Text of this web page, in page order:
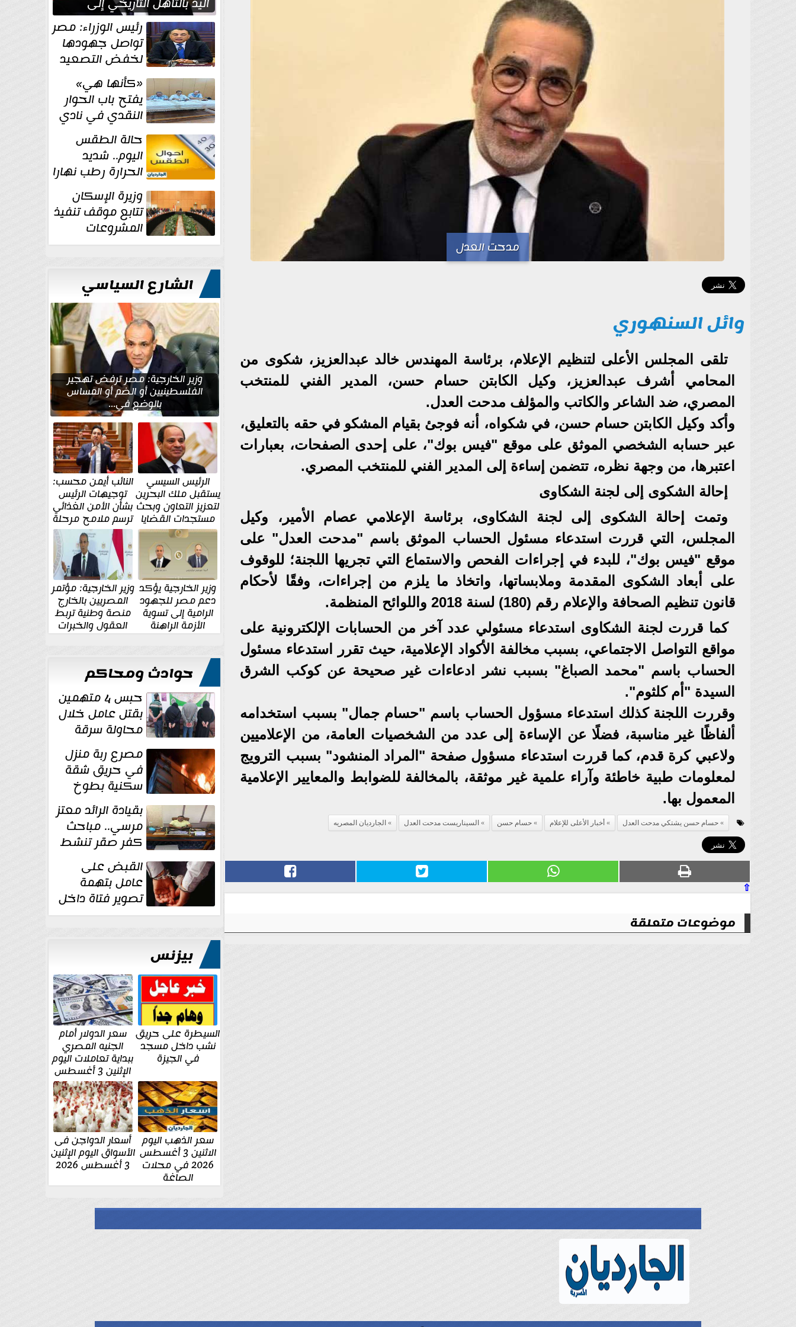
مدحت العدل
وائل السنهوري
تلقى المجلس الأعلى لتنظيم الإعلام، برئاسة المهندس خالد عبدالعزيز، شكوى من
المحامي أشرف عبدالعزيز، وكيل الكابتن حسام حسن، المدير الفني للمنتخب
المصري، ضد الشاعر والكاتب والمؤلف مدحت العدل.
وأكد وكيل الكابتن حسام حسن، في شكواه، أنه فوجئ بقيام المشكو في حقه بالتعليق،
عبر حسابه الشخصي الموثق على موقع "فيس بوك"، على إحدى الصفحات، بعبارات
اعتبرها، من وجهة نظره، تتضمن إساءة إلى المدير الفني للمنتخب المصري.
إحالة الشكوى إلى لجنة الشكاوى
وتمت إحالة الشكوى إلى لجنة الشكاوى، برئاسة الإعلامي عصام الأمير، وكيل
المجلس، التي قررت استدعاء مسئول الحساب الموثق باسم "مدحت العدل" على
موقع "فيس بوك"، للبدء في إجراءات الفحص والاستماع التي تجريها اللجنة؛ للوقوف
على أبعاد الشكوى المقدمة وملابساتها، واتخاذ ما يلزم من إجراءات، وفقًا لأحكام
قانون تنظيم الصحافة والإعلام رقم (180) لسنة 2018 واللوائح المنظمة.
كما قررت لجنة الشكاوى استدعاء مسئولي عدد آخر من الحسابات الإلكترونية على
مواقع التواصل الاجتماعي، بسبب مخالفة الأكواد الإعلامية، حيث تقرر استدعاء مسئول
الحساب باسم "محمد الصباغ" بسبب نشر ادعاءات غير صحيحة عن كوكب الشرق
السيدة "أم كلثوم".
وقررت اللجنة كذلك استدعاء مسؤول الحساب باسم "حسام جمال" بسبب استخدامه
ألفاظًا غير مناسبة، فضلًا عن الإساءة إلى عدد من الشخصيات العامة، من الإعلاميين
ولاعبي كرة قدم، كما قررت استدعاء مسؤول صفحة "المراد المنشود" بسبب الترويج
لمعلومات طبية خاطئة وآراء علمية غير موثقة، بالمخالفة للضوابط والمعايير الإعلامية
المعمول بها.
حسام حسن يشتكي مدحت العدل أخبار الأعلى للإعلام حسام حسن السيناريست مدحت العدل الجارديان المصريه
⇧
موضوعات متعلقة
نصف نهائي كأس العالم
رئيس الوزراء: مصر
تواصل جهودها
لخفض التصعيد
والحفاظ على
الاستقرار الإقليمي«كأنها هي»
يفتح باب الحوار
النقدي في نادي
أدب مصر الجديدة
حالة الطقس
اليوم.. شديد
الحرارة رطب نهارا
مائل للحرارة رطب
ليلا.. و... وزيرة الإسكان
تتابع موقف تنفيذ
المشروعات
والخطة
للتعميرالشارع السياسي
وزير الخارجية: مصر ترفض تهجير
الفلسطينيين أو الضم أو المساس
بالوضع في...
الرئيس السيسي
يستقبل ملك البحرين
لتعزيز التعاون وبحث
مستجدات القضايا
الإقليمية والدولية
النائب أيمن محسب:
توجيهات الرئيس
بشأن الأمن الغذائي
ترسم ملامح مرحلة
جديدة
وزير الخارجية يؤكد
دعم مصر للجهود
الرامية إلى تسوية
الأزمة الراهنة
وزير الخارجية: مؤتمر
المصريين بالخارج
منصة وطنية تربط
العقول والخبرات
المصرية بالدولة
حوادث ومحاكم
حبس 4 متهمين
بقتل عامل خلال
محاولة سرقة
دراجة نارية في
المنوفية مصرع ربة منزل
في حريق شقة
سكنية بطوخ
بقيادة الرائد معتز
مرسي.. مباحث
كفر صقر تنشط
بقوة وتوجه
ضربات أمنية... القبض على
عامل بتهمة
تصوير فتاة داخل
غرفة تغيير
بيزنس
السيطرة على حريق
نشب داخل مسجد
في الجيزة
سعر الدولار أمام
الجنيه المصري
ببداية تعاملات اليوم
الإثنين 3 أغسطس
سعر الذهب اليوم
الاثنين 3 أغسطس
2026 في محلات
الصاغة
أسعار الدواجن فى
الأسواق اليوم الإثنين
3 أغسطس 2026